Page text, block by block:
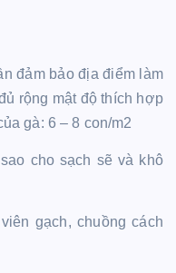
đảm bảo địa điểm làm
rộng mật độ thích hợp
gà: 6 – 8 con/m2
cho sạch sẽ và khô
gạch, chuồng cách